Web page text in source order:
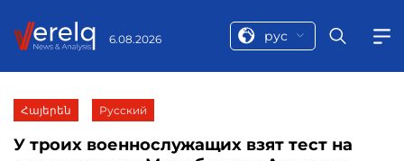
6.08.2026 рус
Հայերեն Русский
У троих военнослужащих взят тест на